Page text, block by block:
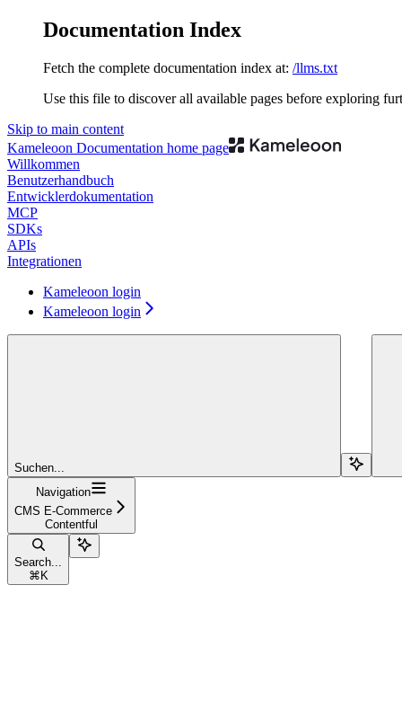
Documentation Index
Fetch the complete documentation index at: /llms.txt
Use this file to discover all available pages before exploring
Skip to main content
Kameleoon Documentation home page
Willkommen
Benutzerhandbuch
Entwicklerdokumentation
MCP
SDKs
APIs
Integrationen
Kameleoon login
Kameleoon login
Suchen...
Navigation
CMS E-Commerce
Contentful
Search...
⌘ K